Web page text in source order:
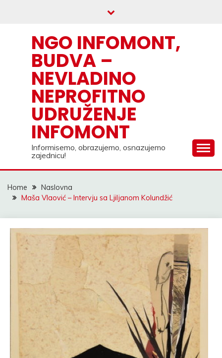
NGO INFOMONT,
BUDVA –
NEVLADINO
NEPROFITNO
UDRUŽENJE
INFOMONT
Informisemo, obrazujemo, osnazujemo
zajednicu!
Home
Naslovna
Maša Vlaović – Intervju sa Ljiljanom Kolundžić